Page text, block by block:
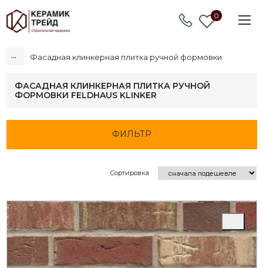
0
... Фасадная клинкерная плитка ручной формовки
ФАСАДНАЯ КЛИНКЕРНАЯ ПЛИТКА РУЧНОЙ
ФОРМОВКИ FELDHAUS KLINKER
ФИЛЬТР
Сортировка